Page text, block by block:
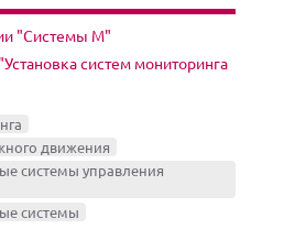
"Системы М"
систем мониторинга
движения
системы управления
системы